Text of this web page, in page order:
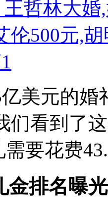
美元的
们看到了
要花费
金排名曝